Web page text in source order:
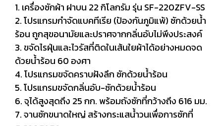
1. เครื่องซักผ้า ฝาบน 22 กิโลกรัม รุ่น SF-220ZFV-SS
2. โปรแกรมกำจัดแบคทีเรีย (ป้องกันภูมิแพ้) ซักด้วยน้ำ
ร้อน ถูกสุขอนามัยและปราศจากกลิ่นอับไม่พึงประสงค์
3. ขจัดไรฝุ่นและไวรัสที่ติดในเส้นใยผ้าได้อย่างหมดจด
ด้วยน้ำร้อน 60 องศา
4. โปรแกรมขจัดคราบฝังลึก ซักด้วยน้ำร้อน
5. โปรแกรมขจัดกลิ่นอับ-ซักด้วยน้ำร้อน
6. จุได้สูงสุดถึง 25 กก. พร้อมถังซักที่กว้างถึง 616 มม.
7. จานซักขนาดใหญ่ สร้างกระแสน้ำวนเพื่อการซักที่